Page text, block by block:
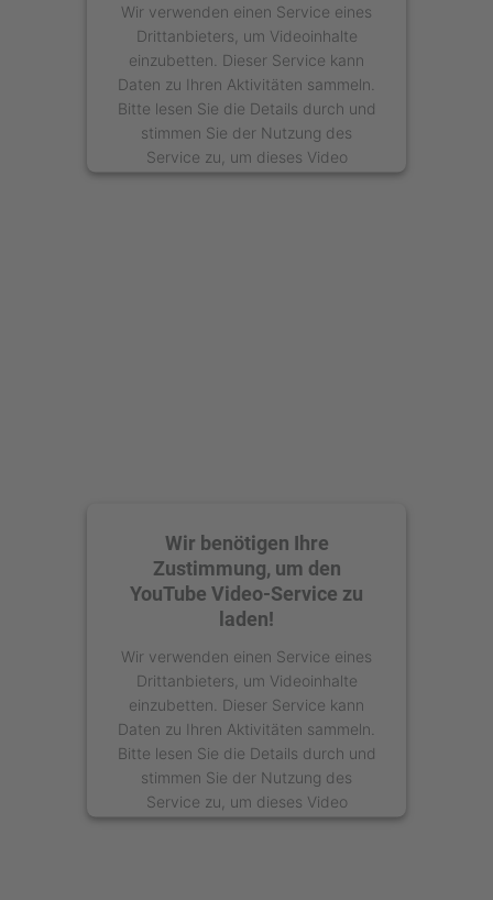
Wir verwenden einen Service eines
Drittanbieters, um Videoinhalte
einzubetten. Dieser Service kann
Daten zu Ihren Aktivitäten sammeln.
Bitte lesen Sie die Details durch und
stimmen Sie der Nutzung des
Service zu, um dieses Video
anzusehen.
Wir benötigen Ihre
Zustimmung, um den
YouTube Video-Service zu
laden!
Wir verwenden einen Service eines
Drittanbieters, um Videoinhalte
einzubetten. Dieser Service kann
Daten zu Ihren Aktivitäten sammeln.
Bitte lesen Sie die Details durch und
stimmen Sie der Nutzung des
Service zu, um dieses Video
anzusehen.